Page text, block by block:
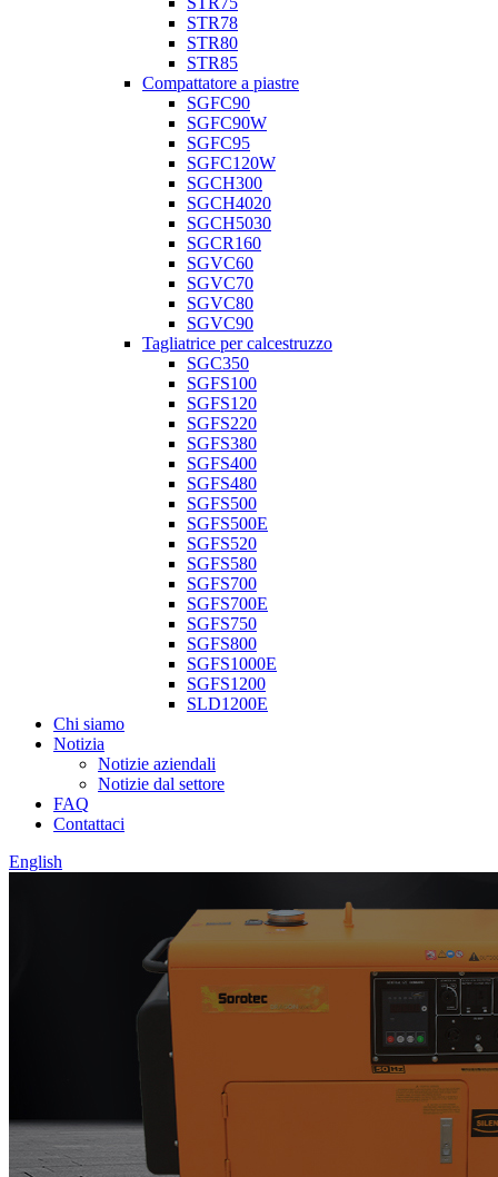
STR78
STR80
STR85
Compattatore a piastre
SGFC90
SGFC90W
SGFC95
SGFC120W
SGCH300
SGCH4020
SGCH5030
SGCR160
SGVC60
SGVC70
SGVC80
SGVC90
Tagliatrice per calcestruzzo
SGC350
SGFS100
SGFS120
SGFS220
SGFS380
SGFS400
SGFS480
SGFS500
SGFS500E
SGFS520
SGFS580
SGFS700
SGFS700E
SGFS750
SGFS800
SGFS1000E
SGFS1200
SLD1200E
Chi siamo
Notizia
Notizie aziendali
Notizie dal settore
FAQ
Contattaci
English